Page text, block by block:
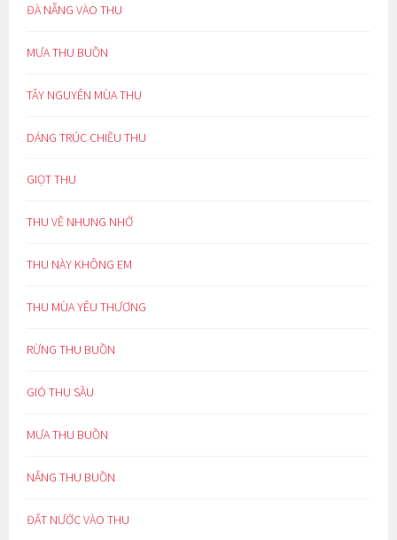
ĐÀ NẴNG VÀO THU
MƯA THU BUỒN
TÂY NGUYÊN MÙA THU
DÁNG TRÚC CHIỀU THU
GIỌT THU
THU VỀ NHUNG NHỚ
THU NÀY KHÔNG EM
THU MÙA YÊU THƯƠNG
RỪNG THU BUỒN
GIÓ THU SẦU
MƯA THU BUỒN
NẮNG THU BUỒN
ĐẤT NƯỚC VÀO THU